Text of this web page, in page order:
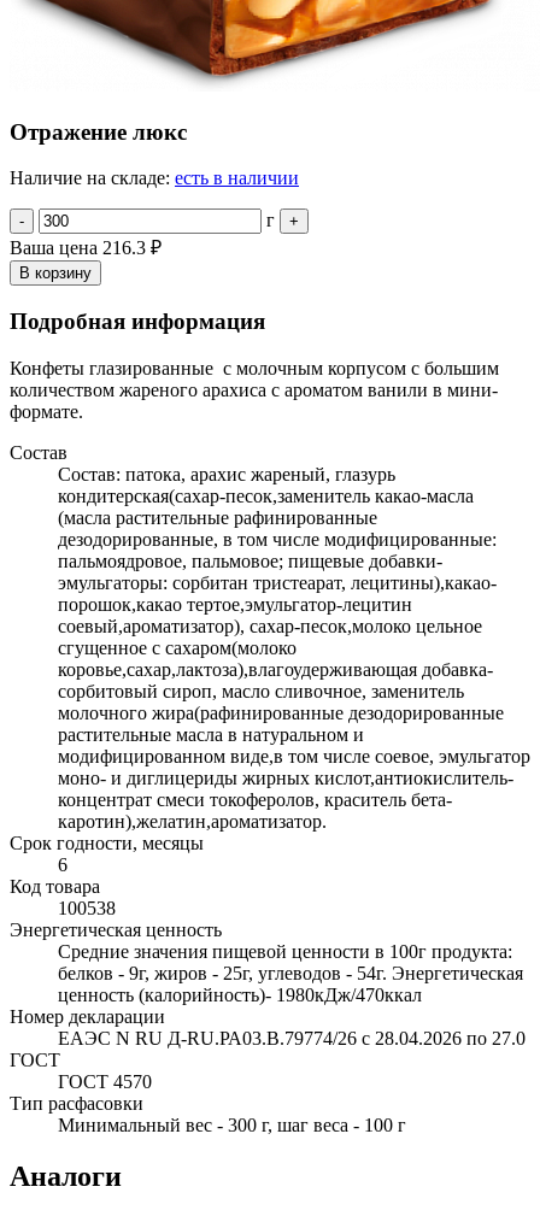
Отражение люкс
Наличие на складе: есть в наличии
- г +
Ваша цена 216.3 ₽
В корзину
Подробная информация
Конфеты глазированные с молочным корпусом с большим
количеством жареного арахиса с ароматом ванили в мини-
формате.
Состав
Состав: патока, арахис жареный, глазурь
кондитерская(сахар-песок,заменитель какао-масла
(масла растительные рафинированные
дезодорированные, в том числе модифицированные:
пальмоядровое, пальмовое; пищевые добавки-
эмульгаторы: сорбитан тристеарат, лецитины),какао-
порошок,какао тертое,эмульгатор-лецитин
соевый,ароматизатор), сахар-песок,молоко цельное
сгущенное с сахаром(молоко
коровье,сахар,лактоза),влагоудерживающая добавка-
сорбитовый сироп, масло сливочное, заменитель
молочного жира(рафинированные дезодорированные
растительные масла в натуральном и
модифицированном виде,в том числе соевое, эмульгатор
моно- и диглицериды жирных кислот,антиокислитель-
концентрат смеси токоферолов, краситель бета-
каротин),желатин,ароматизатор.
Срок годности, месяцы
6
Код товара
100538
Энергетическая ценность
Средние значения пищевой ценности в 100г продукта:
белков - 9г, жиров - 25г, углеводов - 54г. Энергетическая
ценность (калорийность)- 1980кДж/470ккал
Номер декларации
ЕАЭС N RU Д-RU.РА03.В.79774/26 с 28.04.2026 по 27.0
ГОСТ
ГОСТ 4570
Тип расфасовки
Минимальный вес - 300 г, шаг веса - 100 г
Аналоги